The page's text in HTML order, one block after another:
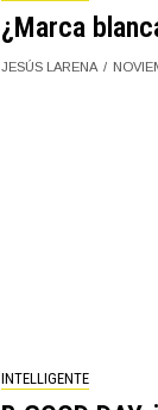
¿Marca
JESÚS LARENA
INTELLIGENTE